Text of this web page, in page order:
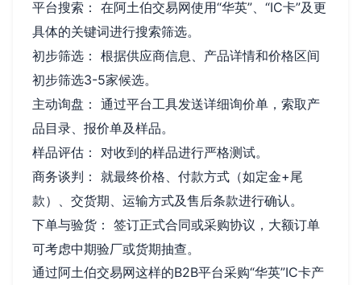
平台搜索： 在阿土伯交易网使用“华英”、“IC卡”及更
具体的关键词进行搜索筛选。
初步筛选： 根据供应商信息、产品详情和价格区间
初步筛选3-5家候选。
主动询盘： 通过平台工具发送详细询价单，索取产
品目录、报价单及样品。
样品评估： 对收到的样品进行严格测试。
商务谈判： 就最终价格、付款方式（如定金+尾
款）、交货期、运输方式及售后条款进行确认。
下单与验货： 签订正式合同或采购协议，大额订单
可考虑中期验厂或货期抽查。
通过阿土伯交易网这样的B2B平台采购“华英”IC卡产